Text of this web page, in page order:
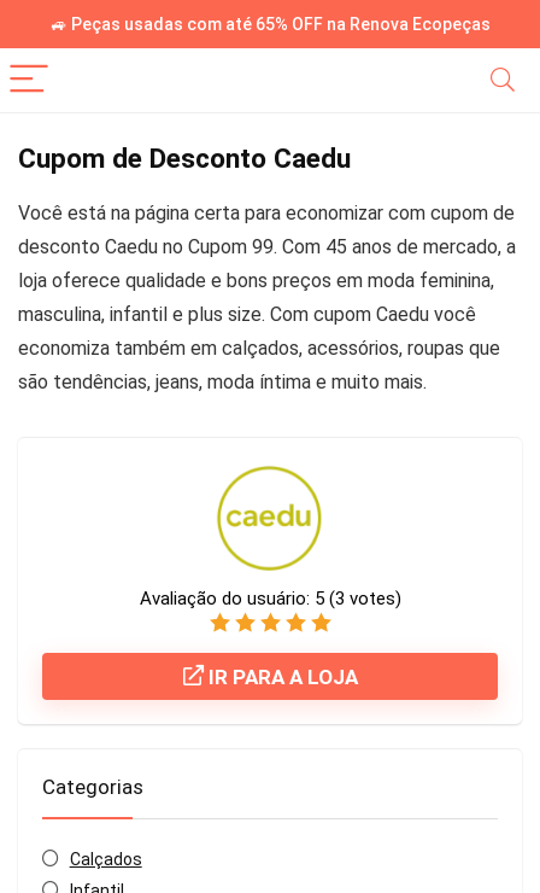
🚙 Peças usadas com até 65% OFF na Renova Ecopeças
Cupom de Desconto Caedu
Você está na página certa para economizar com cupom de
desconto Caedu no Cupom 99. Com 45 anos de mercado, a
loja oferece qualidade e bons preços em moda feminina,
masculina, infantil e plus size. Com cupom Caedu você
economiza também em calçados, acessórios, roupas que
são tendências, jeans, moda íntima e muito mais.
Avaliação do usuário: 5 (3 votes)
IR PARA A LOJA
Categorias
Calçados